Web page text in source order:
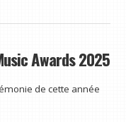
Awards 2025
de cette année